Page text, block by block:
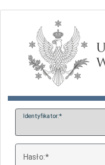
Identyfikator:
Hasło: